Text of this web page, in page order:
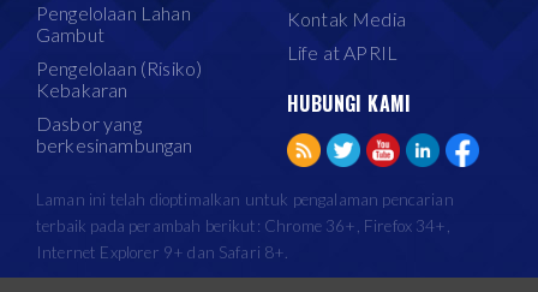
Pengelolaan Lahan
Gambut
Pengelolaan (Risiko)
Kebakaran
Dasbor yang
berkesinambungan
Kontak Media
Life at APRIL
HUBUNGI KAMI
Laman ini telah dioptimalkan untuk pengalaman pencarian
terbaik pada perambah berikut: Chrome 36+, Firefox 34+,
Internet Explorer 9+ dan Safari 8+.